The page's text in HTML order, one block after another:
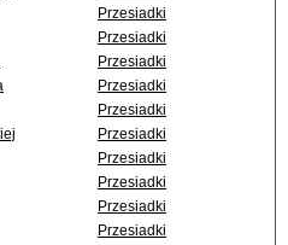
Przesiadki
Przesiadki
Przesiadki
Przesiadki
Przesiadki
Przesiadki
Przesiadki
Przesiadki
Przesiadki
Przesiadki